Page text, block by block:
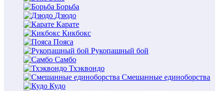
Борьба
Дзюдо
Карате
Кикбокс
Пояса
Рукопашный бой
Самбо
Тхэквондо
Смешанные единоборства
Кудо